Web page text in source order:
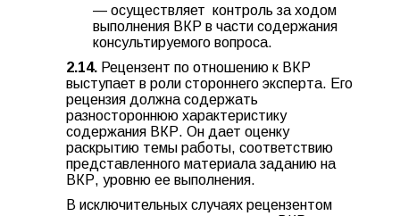
— осуществляет контроль за ходом
выполнения ВКР в части содержания
консультируемого вопроса.
2.14. Рецензент по отношению к ВКР
выступает в роли стороннего эксперта. Его
рецензия должна содержать
разностороннюю характеристику
содержания ВКР. Он дает оценку
раскрытию темы работы, соответствию
представленного материала заданию на
ВКР, уровню ее выполнения.
В исключительных случаях рецензентом